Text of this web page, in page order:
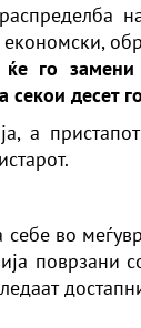
економски,
ќе го
секои десет
а
во
поврзани